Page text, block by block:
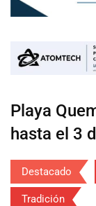
Playa
hasta el 3
Destacado
Tradición